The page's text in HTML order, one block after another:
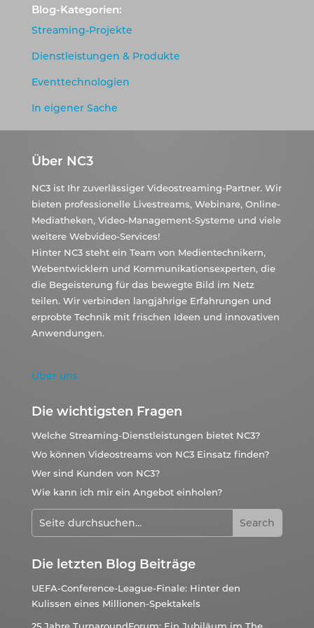
Blog-Kategorien:
Streaming-Projekte
Dienstleistungen & Produkte
Eventtechnologien
In eigener Sache
Über NC3
NC3 ist Ihr zuverlässiger Videostreaming-Partner. Wir
bieten professionelle Livestreams, Webinare, Online-
Mediatheken, Video-Management-Systeme und viele
weitere Webvideo-Services!
Hinter NC3 steht ein Team von Medientechnikern,
Webentwicklern und Kommunikationsexperten, die
die Begeisterung für das bewegte Bild im Netz
teilen. Wir verbinden langjährige Erfahrungen und
erprobte Technik mit frischen Ideen und innovativen
Anwendungen.
Über uns
Die wichtigsten Fragen
Welche Streaming-Dienstleistungen bietet NC3?
Wo können Videostreams von NC3 Einsatz finden?
Wer sind Kunden von NC3?
Wie kann ich mir ein Angebot einholen?
Die letzten Blog Beiträge
UEFA-Conference-League-Finale: Hinter den
Kulissen eines Millionen-Spektakels